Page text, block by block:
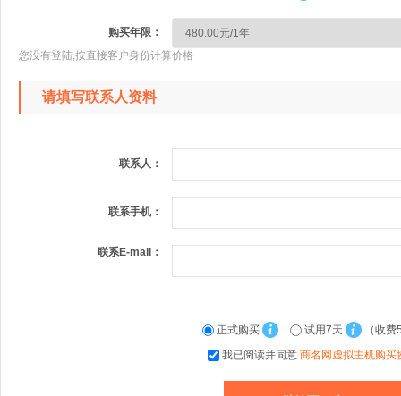
购买年限：
您没有登陆,按直接客户身份计算价格
请填写联系人资料
联系人：
联系手机：
联系E-mail：
正式购买 试用7天 （收费
我已阅读并同意 商名网虚拟主机购买